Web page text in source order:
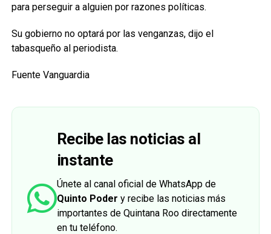
para perseguir a alguien por razones políticas.
Su gobierno no optará por las venganzas, dijo el
tabasqueño al periodista.
Fuente Vanguardia
Recibe las noticias al
instante
Únete al canal oficial de WhatsApp de
Quinto Poder y recibe las noticias más
importantes de Quintana Roo directamente
en tu teléfono.